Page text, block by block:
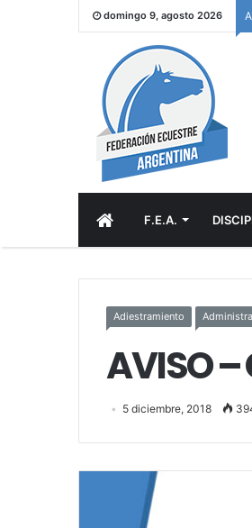
domingo 9, agosto 2026
INICIOF.E.A.
Adiestramiento
AVISO –
5 diciembre, 2018